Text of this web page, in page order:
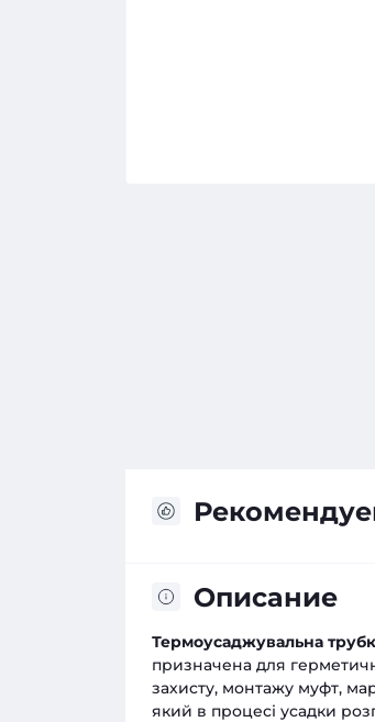
Описание
Термоусаджувальна
призначена для
захисту, монтажу муфт,
який в процесі усадки